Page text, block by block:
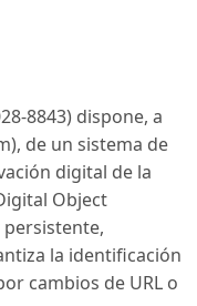
8843) dispone, a
de un sistema de
digital de la
Object
la identificación
cambios de URL o